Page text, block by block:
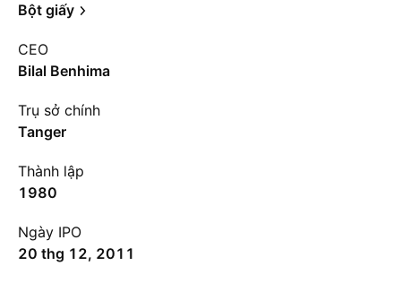
Bột giấy
CEO
Bilal Benhima
Trụ sở chính
Tanger
Thành lập
1980
Ngày IPO
20 thg 12, 2011